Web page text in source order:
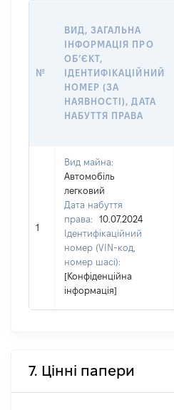
№
ВИД, ЗАГАЛЬНА
ІНФОРМАЦІЯ ПРО
ОБʼЄКТ,
ІДЕНТИФІКАЦІЙНИЙ
НОМЕР (ЗА
НАЯВНОСТІ), ДАТА
НАБУТТЯ ПРАВА
1
Вид майна:
Автомобіль
легковий
Дата набуття
права:
10.07.2024
Ідентифікаційний
номер (VIN-код,
номер шасі):
[Конфіденційна
інформація]
7. Цінні папери